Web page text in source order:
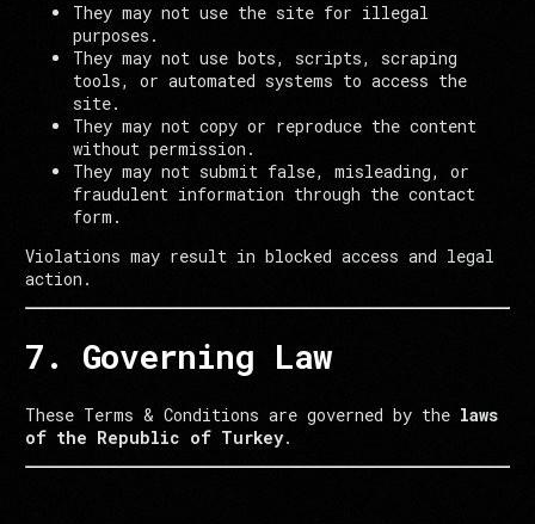
They may not use the site for illegal
purposes.
They may not use bots, scripts, scraping
tools, or automated systems to access the
site.
They may not copy or reproduce the content
without permission.
They may not submit false, misleading, or
fraudulent information through the contact
form.
Violations may result in blocked access and legal
action.
7. Governing Law
These Terms & Conditions are governed by the laws
of the Republic of Turkey.